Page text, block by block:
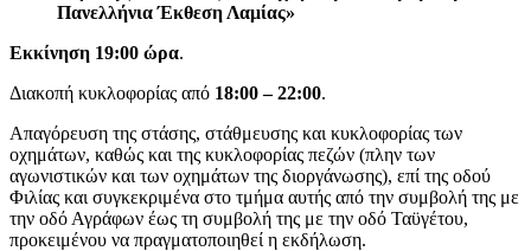
Πανελλήνια Έκθεση Λαμίας»
Εκκίνηση 19:00 ώρα.
Διακοπή κυκλοφορίας από 18:00 – 22:00.
Απαγόρευση της στάσης, στάθμευσης και κυκλοφορίας των
οχημάτων, καθώς και της κυκλοφορίας πεζών (πλην των
αγωνιστικών και των οχημάτων της διοργάνωσης), επί της οδού
Φιλίας και συγκεκριμένα στο τμήμα αυτής από την συμβολή της με
την οδό Αγράφων έως τη συμβολή της με την οδό Ταϋγέτου,
προκειμένου να πραγματοποιηθεί η εκδήλωση.